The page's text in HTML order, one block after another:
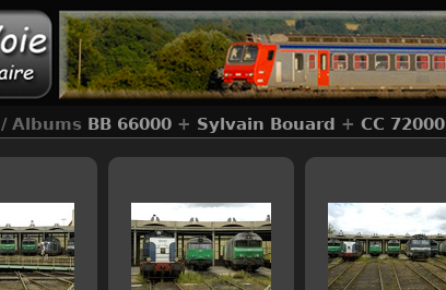
/ Albums BB 66000 + Sylvain Bouard + CC 72000